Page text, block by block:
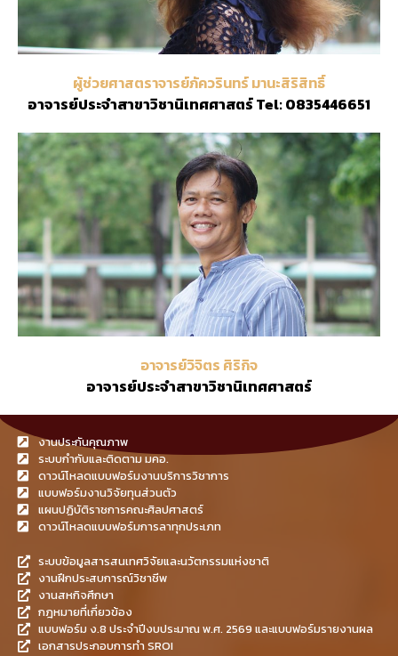
ผู้ช่วยศาสตราจารย์ภัควรินทร์ มานะสิริสิทธิ์
อาจารย์ประจำสาขาวิชานิเทศศาสตร์ Tel: 0835446651
อาจารย์วิจิตร ศิริกิจ
อาจารย์ประจำสาขาวิชานิเทศศาสตร์
งานประกันคุณภาพ
ระบบกำกับและติดตาม มคอ.
ดาวน์โหลดแบบฟอร์มงานบริการวิชาการ
แบบฟอร์มงานวิจัยทุนส่วนตัว
แผนปฏิบัติราชการคณะศิลปศาสตร์
ดาวน์โหลดแบบฟอร์มการลาทุกประเภท
ระบบข้อมูลสารสนเทศวิจัยและนวัตกรรมแห่งชาติ
งานฝึกประสบการณ์วิชาชีพ
งานสหกิจศึกษา
กฎหมายที่เกี่ยวข้อง
แบบฟอร์ม ง.8 ประจำปีงบประมาณ พ.ศ. 2569 และแบบฟอร์มรายงานผล
เอกสารประกอบการทำ SROI